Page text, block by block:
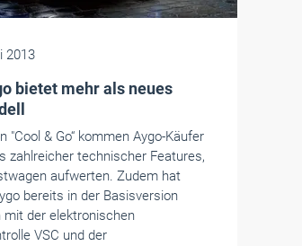
2013
bietet mehr als neues
"Cool & Go“ kommen Aygo-Käufer
zahlreicher technischer Features,
aufwerten. Zudem hat
bereits in der Basisversion
mit der elektronischen
VSC und der